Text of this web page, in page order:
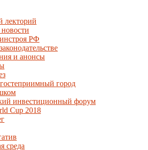
лекторий
РФ
и анонсы
город
инвестиционный форум
Cup 2018
среда